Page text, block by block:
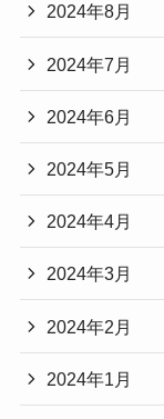
2024年8月
2024年7月
2024年6月
2024年5月
2024年4月
2024年3月
2024年2月
2024年1月